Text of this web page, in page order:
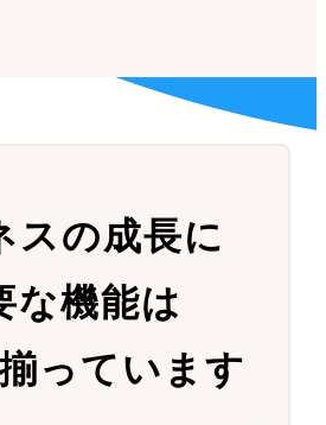
スの成長に
な機能は
っています